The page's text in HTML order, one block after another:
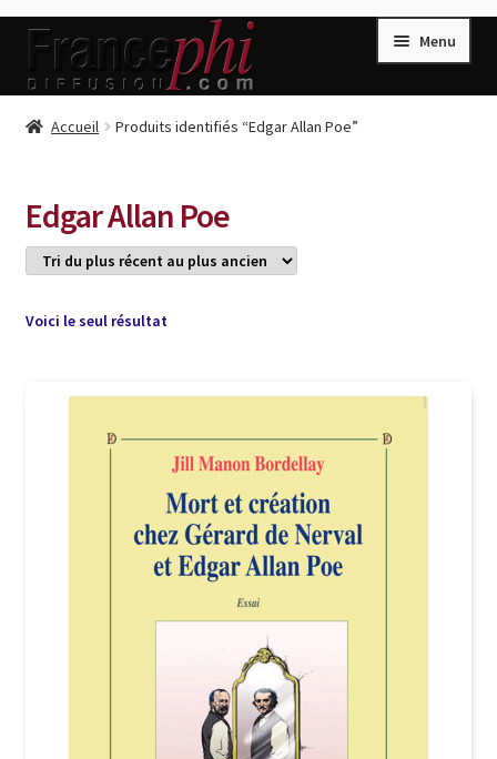
Aller
la
Aller
contenu
Menu
Accueil
Compte
Conditions de Vente
Connection
Listes d’Envies
Livres de Peter Randa
Livres de Philippe Randa
Login Customizer
Politique de confidentialité et cookies
Accueil Produits identifiés “Edgar Allan Poe”
Edgar Allan Poe
Voici le seul résultat